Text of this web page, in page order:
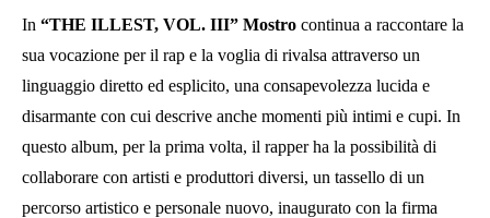
In “THE ILLEST, VOL. III” Mostro continua a raccontare la
sua vocazione per il rap e la voglia di rivalsa attraverso un
linguaggio diretto ed esplicito, una consapevolezza lucida e
disarmante con cui descrive anche momenti più intimi e cupi. In
questo album, per la prima volta, il rapper ha la possibilità di
collaborare con artisti e produttori diversi, un tassello di un
percorso artistico e personale nuovo, inaugurato con la firma